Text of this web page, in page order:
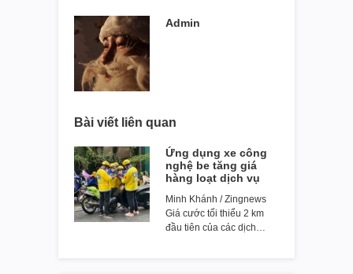
Admin
Bài viết liên quan
Ứng dụng xe công
nghệ be tăng giá
hàng loạt dịch vụ
Minh Khánh / Zingnews
Giá cước tối thiểu 2 km
đầu tiên của các dịch…